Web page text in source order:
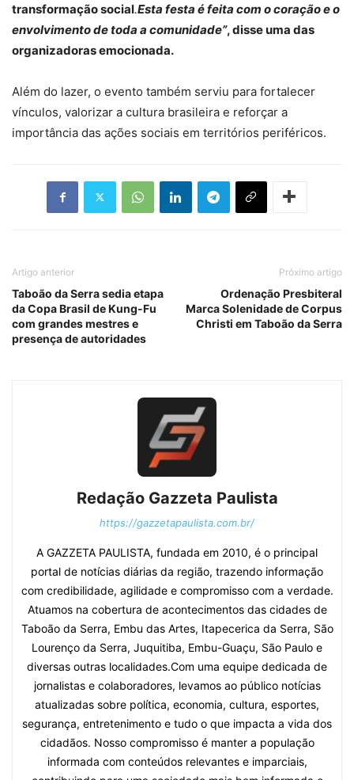
transformação social.Esta festa é feita com o coração e o
envolvimento de toda a comunidade”, disse uma das
organizadoras emocionada.
Além do lazer, o evento também serviu para fortalecer
vínculos, valorizar a cultura brasileira e reforçar a
importância das ações sociais em territórios periféricos.
Artigo anterior
Taboão da Serra sedia etapa
da Copa Brasil de Kung-Fu
com grandes mestres e
presença de autoridades
Próximo artigo
Ordenação Presbiteral
Marca Solenidade de Corpus
Christi em Taboão da Serra
Redação Gazzeta Paulista
https://gazzetapaulista.com.br/
A GAZZETA PAULISTA, fundada em 2010, é o principal
portal de notícias diárias da região, trazendo informação
com credibilidade, agilidade e compromisso com a verdade.
Atuamos na cobertura de acontecimentos das cidades de
Taboão da Serra, Embu das Artes, Itapecerica da Serra, São
Lourenço da Serra, Juquitiba, Embu-Guaçu, São Paulo e
diversas outras localidades.Com uma equipe dedicada de
jornalistas e colaboradores, levamos ao público notícias
atualizadas sobre política, economia, cultura, esportes,
segurança, entretenimento e tudo o que impacta a vida dos
cidadãos. Nosso compromisso é manter a população
informada com conteúdos relevantes e imparciais,